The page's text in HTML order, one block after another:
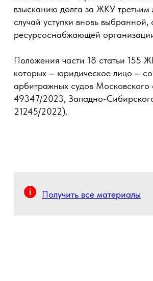
взысканию долга за ЖКУ
случай уступки вновь
ресурсоснабжающей
Положения части 18 статьи 155
которых – юридическое лицо –
арбитражных судов
49347/2023, Западно-
21245/2022).
Получить все материалы